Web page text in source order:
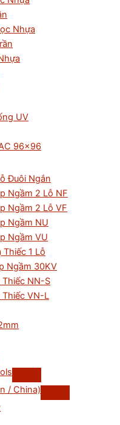
Nhựa
UV
96×96
Đuôi Ngắn
Ngầm 2 Lỗ NF
Ngầm 2 Lỗ VF
Ngầm NU
Ngầm VU
1 Lỗ
Ngầm 30KV
NN-S
VN-L
/ China)